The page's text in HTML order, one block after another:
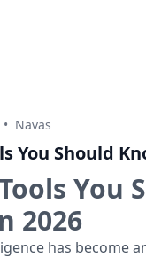
• Navas
You Should
You
2026
has become